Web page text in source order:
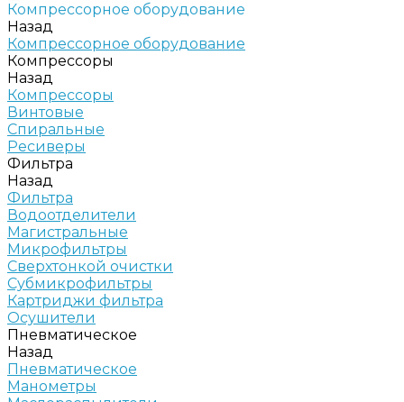
Компрессорное оборудование
Назад
Компрессорное оборудование
Компрессоры
Назад
Компрессоры
Винтовые
Спиральные
Ресиверы
Фильтра
Назад
Фильтра
Водоотделители
Магистральные
Микрофильтры
Сверхтонкой очистки
Субмикрофильтры
Картриджи фильтра
Осушители
Пневматическое
Назад
Пневматическое
Манометры